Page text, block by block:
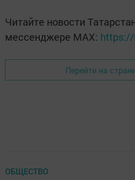
Читайте новости
мессенджере MАХ:
Перейти на
ОБЩЕСТВО